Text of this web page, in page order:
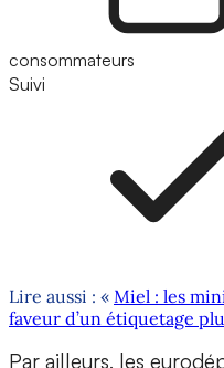
consommateurs
Suivi
Lire aussi : « Miel : les
faveur d’un étiquetage
Par ailleurs, les